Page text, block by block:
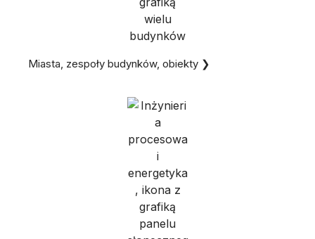
Miasta, zespoły budynków, obiekty ❯